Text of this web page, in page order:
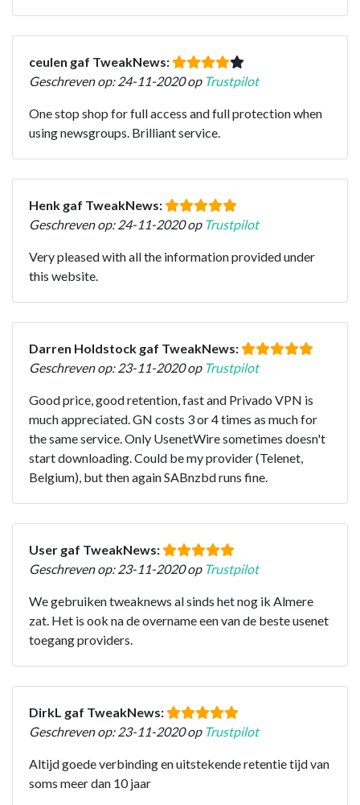
ceulen gaf TweakNews:
Geschreven op: 24-11-2020 op Trustpilot
One stop shop for full access and full protection when
using newsgroups. Brilliant service.
Henk gaf TweakNews:
Geschreven op: 24-11-2020 op Trustpilot
Very pleased with all the information provided under
this website.
Darren Holdstock gaf TweakNews:
Geschreven op: 23-11-2020 op Trustpilot
Good price, good retention, fast and Privado VPN is
much appreciated. GN costs 3 or 4 times as much for
the same service. Only UsenetWire sometimes doesn't
start downloading. Could be my provider (Telenet,
Belgium), but then again SABnzbd runs fine.
User gaf TweakNews:
Geschreven op: 23-11-2020 op Trustpilot
We gebruiken tweaknews al sinds het nog ik Almere
zat. Het is ook na de overname een van de beste usenet
toegang providers.
DirkL gaf TweakNews:
Geschreven op: 23-11-2020 op Trustpilot
Altijd goede verbinding en uitstekende retentie tijd van
soms meer dan 10 jaar